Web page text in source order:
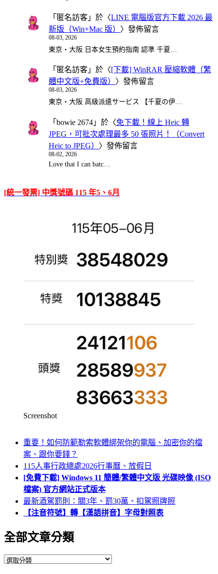
「 匿名訪客 」於〈LINE 電腦版官方下載 2026 最
新版（Win+Mac 版） 〉發佈留言
08-03, 2026
東京・大阪 日本女生預約指南 認準 千夏…
「 匿名訪客 」於〈[下載] WinRAR 壓縮軟體（繁
體中文版+免費版） 〉發佈留言
08-03, 2026
東京・大阪 高級派遣サービス 【千夏の伊…
「 bowie 2674 」於〈免下載！線上 Heic 轉
JPEG，可批次處理最多 50 張照片！（Convert
Heic to JPEG） 〉發佈留言
08-02, 2026
Love that I can batc…
[統一發票] 中獎號碼 115 年5、6月
Screenshot
重要！如何防範勒索軟體綁架你的電腦、加密你的檔
案、跟你要錢？
115人事行政總處2026行事曆、放假日
[免費下載] Windows 11 簡體/繁體中文版 光碟映像 (ISO
檔案) 官方網站正式版本
最新酒駕罰則：關3年、罰30萬、扣駕照牌照
【注音符號】轉【漢語拼音】字母對照表
全部文章分類
全